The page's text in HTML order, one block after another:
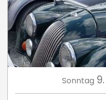
Sonntag 9.